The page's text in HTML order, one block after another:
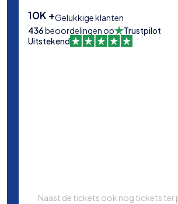
10K +Gelukkige klanten
436beoordelingen op
Trustpilot
Uitstekend
Naast de tickets ook nog tickets ter